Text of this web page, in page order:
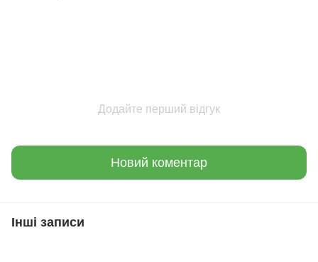
Додайте перший відгук
Новий коментар
Інші записи